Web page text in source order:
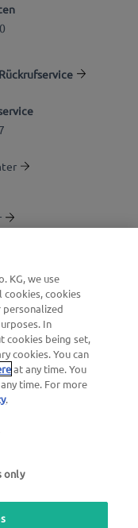
|
KG, we use
cookies, cookies
In
cookies being set,
cookies. You can
at any time. You
time. For more
.
only